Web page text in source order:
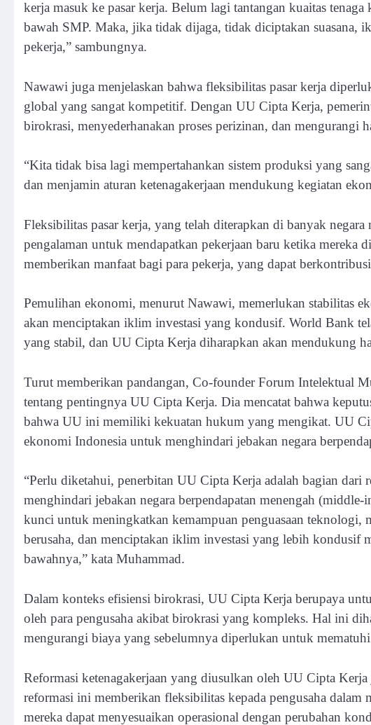
kerja masuk ke pasar kerja. Belum lagi tantangan kuaitas
bawah SMP. Maka, jika tidak dijaga, tidak diciptakan suasana,
pekerja,” sambungnya.
Nawawi juga menjelaskan bahwa fleksibilitas pasar kerja
global yang sangat kompetitif. Dengan UU Cipta Kerja,
birokrasi, menyederhanakan proses perizinan, dan mengurangi
“Kita tidak bisa lagi mempertahankan sistem produksi yang
dan menjamin aturan ketenagakerjaan mendukung kegiatan
Fleksibilitas pasar kerja, yang telah diterapkan di banyak
pengalaman untuk mendapatkan pekerjaan baru ketika mereka
memberikan manfaat bagi para pekerja, yang dapat
Pemulihan ekonomi, menurut Nawawi, memerlukan stabilitas
akan menciptakan iklim investasi yang kondusif. World Bank
yang stabil, dan UU Cipta Kerja diharapkan akan mendukung
Turut memberikan pandangan, Co-founder Forum Intelektual
tentang pentingnya UU Cipta Kerja. Dia mencatat bahwa
bahwa UU ini memiliki kekuatan hukum yang mengikat. UU
ekonomi Indonesia untuk menghindari jebakan negara
“Perlu diketahui, penerbitan UU Cipta Kerja adalah bagian
menghindari jebakan negara berpendapatan menengah
kunci untuk meningkatkan kemampuan penguasaan teknologi,
berusaha, dan menciptakan iklim investasi yang lebih kondusif
bawahnya,” kata Muhammad.
Dalam konteks efisiensi birokrasi, UU Cipta Kerja berupaya
oleh para pengusaha akibat birokrasi yang kompleks. Hal ini
mengurangi biaya yang sebelumnya diperlukan untuk
Reformasi ketenagakerjaan yang diusulkan oleh UU Cipta
reformasi ini memberikan fleksibilitas kepada pengusaha dalam
mereka dapat menyesuaikan operasional dengan perubahan